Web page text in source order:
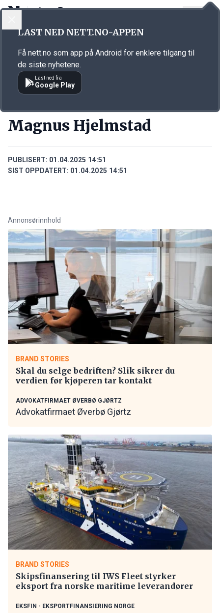
Annonsørinnhold
Magnus Hjelmstad
PUBLISERT: 01.04.2025 14:51
SIST OPPDATERT: 01.04.2025 14:51
Annonsørinnhold
BRAND STORIES
Skal du selge bedriften? Slik sikrer du
verdien før kjøperen tar kontakt
ADVOKATFIRMAET ØVERBØ GJØRTZ
Advokatfirmaet Øverbø Gjørtz
BRAND STORIES
Skipsfinansering til IWS Fleet styrker
eksport fra norske maritime leverandører
EKSFIN - EKSPORTFINANSIERING NORGE
LAST NED NETT.NO-APPEN
Få nett.no som app på Android for enklere tilgang til
de siste nyhetene.
Last ned fra
Google Play